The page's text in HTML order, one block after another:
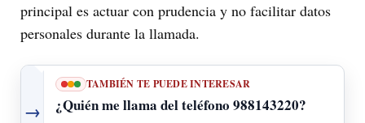
principal es actuar con prudencia y no facilitar datos
personales durante la llamada.
→
TAMBIÉN TE PUEDE INTERESAR
¿Quién me llama del teléfono 988143220?